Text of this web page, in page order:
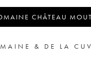
CHÂTEAU
& DE LA